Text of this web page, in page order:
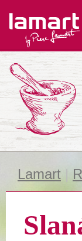
Lamart
Lamart